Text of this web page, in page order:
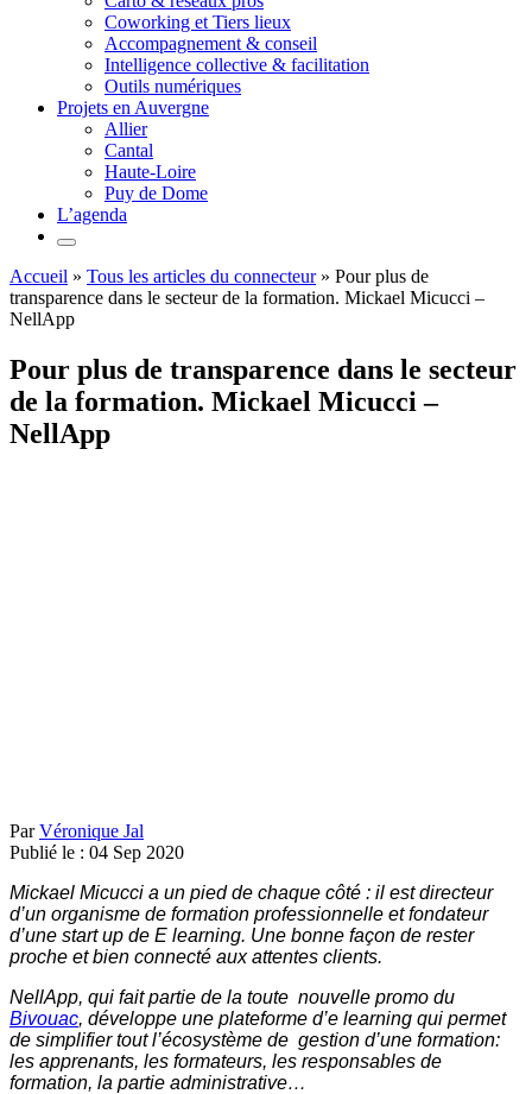
Coworking et Tiers lieux
Accompagnement & conseil
Intelligence collective & facilitation
Outils numériques
Projets en Auvergne
Allier
Cantal
Haute-Loire
Puy de Dome
L’agenda
Accueil » Tous les articles du connecteur» Pour plus de
transparence dans le secteur de la formation. Mickael Micucci –
NellApp
Pour plus de transparence dans le secteur
de la formation. Mickael Micucci –
NellApp
ParVéronique Jal
Publié le : 04 Sep 2020
Mickael Micucci a un pied de chaque côté : il est directeur
d’un organisme de formation professionnelle et fondateur
d’une start up de E learning. Une bonne façon de rester
proche et bien connecté aux attentes clients.
NellApp, qui fait partie de la toute nouvelle promo du
Bivouac, développe une plateforme d’e learning qui permet
de simplifier tout l’écosystème de gestion d’une formation:
les apprenants, les formateurs, les responsables de
formation, la partie administrative…